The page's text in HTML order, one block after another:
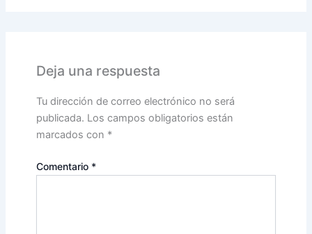
Deja una respuesta
Tu dirección de correo electrónico no será
publicada. Los campos obligatorios están
marcados con *
Comentario *